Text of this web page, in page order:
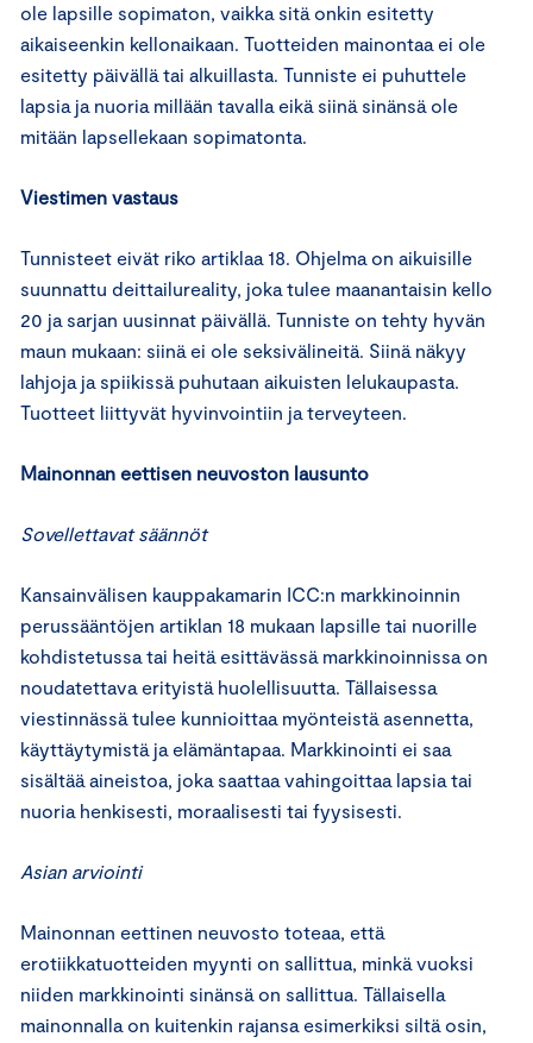
ole lapsille sopimaton, vaikka sitä onkin esitetty
aikaiseenkin kellonaikaan. Tuotteiden mainontaa ei ole
esitetty päivällä tai alkuillasta. Tunniste ei puhuttele
lapsia ja nuoria millään tavalla eikä siinä sinänsä ole
mitään lapsellekaan sopimatonta.
Viestimen vastaus
Tunnisteet eivät riko artiklaa 18. Ohjelma on aikuisille
suunnattu deittailureality, joka tulee maanantaisin kello
20 ja sarjan uusinnat päivällä. Tunniste on tehty hyvän
maun mukaan: siinä ei ole seksivälineitä. Siinä näkyy
lahjoja ja spiikissä puhutaan aikuisten lelukaupasta.
Tuotteet liittyvät hyvinvointiin ja terveyteen.
Mainonnan eettisen neuvoston lausunto
Sovellettavat säännöt
Kansainvälisen kauppakamarin ICC:n markkinoinnin
perussääntöjen artiklan 18 mukaan lapsille tai nuorille
kohdistetussa tai heitä esittävässä markkinoinnissa on
noudatettava erityistä huolellisuutta. Tällaisessa
viestinnässä tulee kunnioittaa myönteistä asennetta,
käyttäytymistä ja elämäntapaa. Markkinointi ei saa
sisältää aineistoa, joka saattaa vahingoittaa lapsia tai
nuoria henkisesti, moraalisesti tai fyysisesti.
Asian arviointi
Mainonnan eettinen neuvosto toteaa, että
erotiikkatuotteiden myynti on sallittua, minkä vuoksi
niiden markkinointi sinänsä on sallittua. Tällaisella
mainonnalla on kuitenkin rajansa esimerkiksi siltä osin,